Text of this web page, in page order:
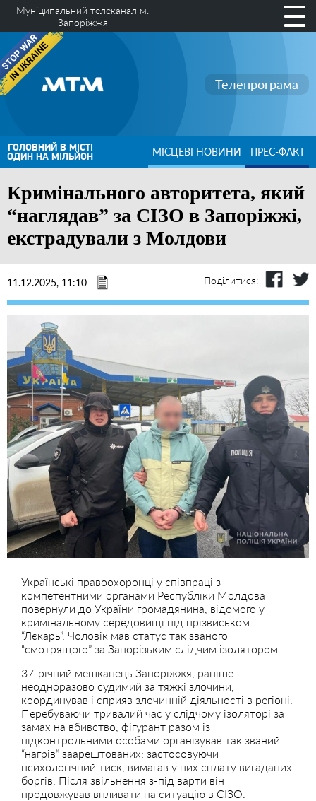
Муніципальний телеканал м.
Запоріжжя
Телепрограма
ГОЛОВНИЙ В МІСТІ
ОДИН НА МІЛЬЙОН МІСЦЕВІ НОВИНИ ПРЕС-ФАКТ
Кримінального авторитета, який
“наглядав” за СІЗО в Запоріжжі,
екстрадували з Молдови
11.12.2025, 11:10 Поділитися:
Українські правоохоронці у співпраці з
компетентними органами Республіки Молдова
повернули до України громадянина, відомого у
кримінальному середовищі під прізвиськом
“Лєкарь”. Чоловік мав статус так званого
“смотрящого” за Запорізьким слідчим ізолятором.
37-річний мешканець Запоріжжя, раніше
неодноразово судимий за тяжкі злочини,
координував і сприяв злочинній діяльності в регіоні.
Перебуваючи тривалий час у слідчому ізоляторі за
замах на вбивство, фігурант разом із
підконтрольними особами організував так званий
“нагрів” заарештованих: застосовуючи
психологічний тиск, вимагав у них сплату вигаданих
боргів. Після звільнення з-під варти він
продовжував впливати на ситуацію в СІЗО.